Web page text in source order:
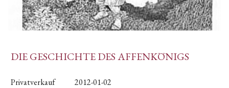
DIE GESCHICHTE DES AFFENKÖNIGS
Privatverkauf
2012-01-02